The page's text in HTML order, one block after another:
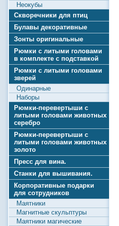
Неокубы
Скворечники для птиц
Булавы декоративные
Зонты оригинальные
Рюмки с литыми головами
в комплекте с подставкой
Рюмки с литыми головами
зверей
Одинарные
Наборы
Рюмки-перевертыши с
литыми головами животных
серебро
Рюмки-перевертыши с
литыми головами животных
золото
Пресс для вина.
Станки для вышивания.
Корпоративные подарки
для сотрудников
Маятники
Магнитные скульптуры
Маятники магические